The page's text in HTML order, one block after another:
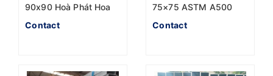
90x90 Hoà Phát Hoa
Sen
Contact
75×75 ASTM A500
mới nhất năm 2023
Contact